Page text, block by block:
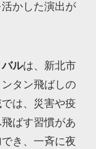
かした演出が
ルは、新北市
タン飛ばしの
は、災害や疫
ばす習慣があ
き、一斉に夜